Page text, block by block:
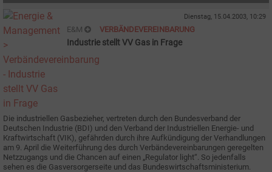
Dienstag, 15.04.2003, 10:29
E&M VERBÄNDEVEREINBARUNG
Industrie stellt VV Gas in Frage
Die industriellen Gasbezieher, vertreten durch den Bundesverband der
Deutschen Industrie (BDI) und den Verband der Industriellen Energie- und
Kraftwirtschaft (VIK), gefährden durch ihre Aufkündigung der Verhandlungen
am 9. April die Weiterführung des durch Verbändevereinbarungen geregelten
Netzzugangs und die Chancen auf einen „Regulator light“. So jedenfalls
sehen es die Gasversorgerseite und das Bundeswirtschaftsministerium.